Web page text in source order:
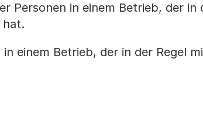
Personen in einem Betrieb, der in
hat.
einem Betrieb, der in der Regel